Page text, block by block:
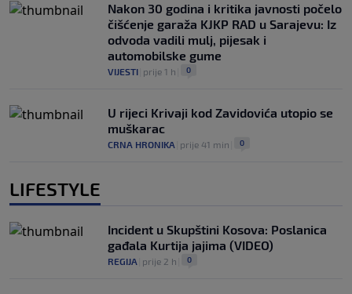
Nakon 30 godina i kritika javnosti počelo
čišćenje garaža KJKP RAD u Sarajevu: Iz
odvoda vadili mulj, pijesak i
automobilske gume
VIJESTI prije 1 h 0
U rijeci Krivaji kod Zavidovića utopio se
muškarac
CRNA HRONIKA prije 41 min 0
LIFESTYLE
Incident u Skupštini Kosova: Poslanica
gađala Kurtija jajima (VIDEO)
REGIJA prije 2 h 0